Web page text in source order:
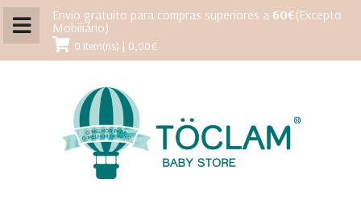
Envio gratuito para compras superiores a 60€(Excepto
Mobiliário)
0 Item(ns) | 0,00€